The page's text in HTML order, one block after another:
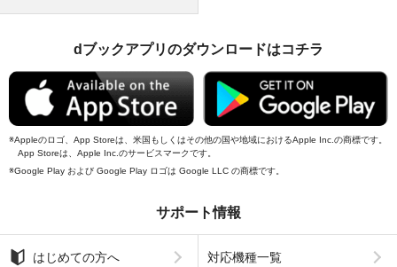
dブックアプリのダウンロードはコチラ
Appleのロゴ、App Storeは、米国もしくはその他の国や地域におけるApple Inc.の商標です。
App Storeは、Apple Inc.のサービスマークです。
Google Play および Google Play ロゴは Google LLC の商標です。
サポート情報
はじめての方へ 対応機種一覧